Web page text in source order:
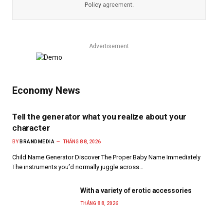
Policyagreement.
Advertisement
Economy News
Tell the generator what you realize about your
character
BY BRANDMEDIA THÁNG 8 8, 2026
Child Name Generator Discover The Proper Baby Name Immediately
The instruments you’d normally juggle across…
With a variety of erotic accessories
THÁNG 8 8, 2026